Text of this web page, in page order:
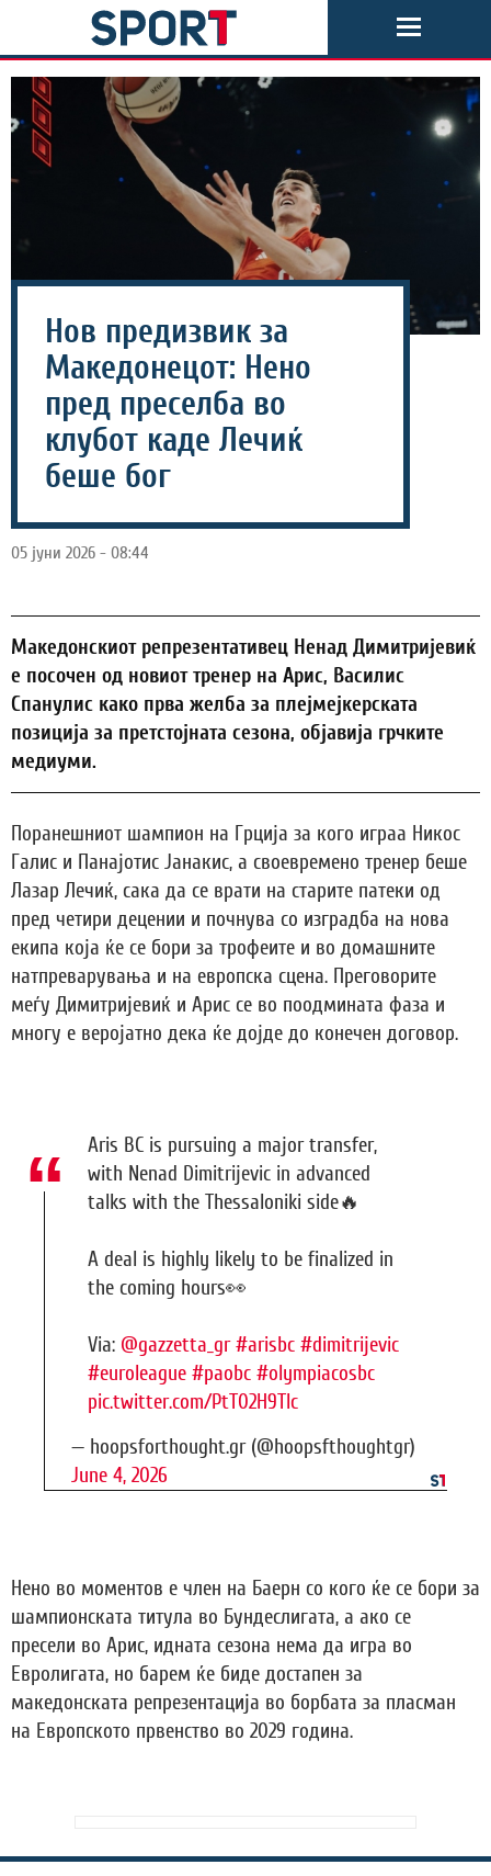
Нов предизвик за
Македонецот: Нено
пред преселба во
клубот каде Лечиќ
беше бог
05 јуни 2026 - 08:44
Македонскиот репрезентативец Ненад Димитријевиќ
е посочен од новиот тренер на Арис, Василис
Спанулис како прва желба за плејмејкерската
позиција за претстојната сезона, објавија грчките
медиуми.
Поранешниот шампион на Грција за кого играа Никос
Галис и Панајотис Јанакис, а своевремено тренер беше
Лазар Лечиќ, сака да се врати на старите патеки од
пред четири децении и почнува со изградба на нова
екипа која ќе се бори за трофеите и во домашните
натпреварувања и на европска сцена. Преговорите
меѓу Димитријевиќ и Арис се во поодмината фаза и
многу е веројатно дека ќе дојде до конечен договор.
Aris BC is pursuing a major transfer,
with Nenad Dimitrijevic in advanced
talks with the Thessaloniki side🔥
A deal is highly likely to be finalized in
the coming hours👀
Via: @gazzetta_gr #arisbc #dimitrijevic
#euroleague #paobc #olympiacosbc
pic.twitter.com/PtT02H9TIc
— hoopsforthought.gr (@hoopsfthoughtgr)
June 4, 2026
Нено во моментов е член на Баерн со кого ќе се бори за
шампионската титула во Бундеслигата, а ако се
пресели во Арис, идната сезона нема да игра во
Евролигата, но барем ќе биде достапен за
македонската репрезентација во борбата за пласман
на Европското првенство во 2029 година.